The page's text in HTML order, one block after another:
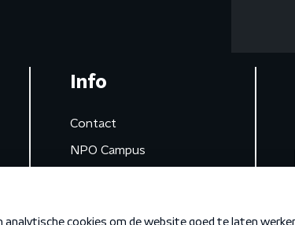
Info
Contact
NPO Campus